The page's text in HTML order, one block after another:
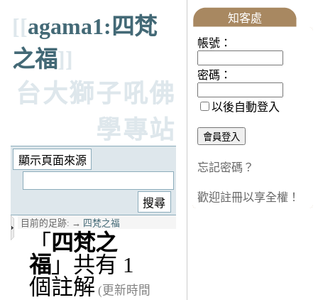
[[agama1:四梵
之福]]
台大獅子吼佛
學專站
目前的足跡: → 四梵之福
「 四梵之
福 」共有 1
個註解 (更新時間
知客處
帳號：
密碼：
以後自動登入
忘記密碼？
歡迎註冊以享全權！